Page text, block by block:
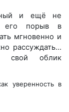
и ещё не
его порыв в
мгновенно и
рассуждать…
свой облик
уверенность в